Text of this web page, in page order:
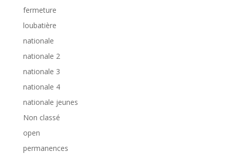
fermeture
loubatière
nationale
nationale 2
nationale 3
nationale 4
nationale jeunes
Non classé
open
permanences